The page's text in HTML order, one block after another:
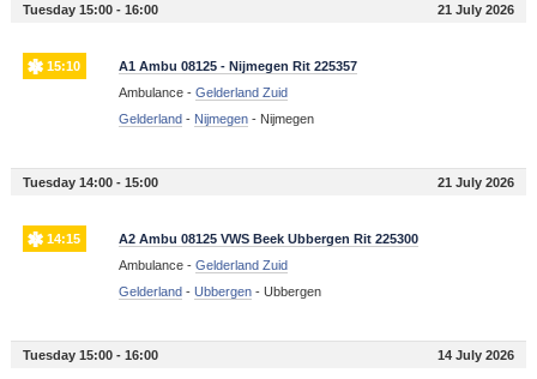
Tuesday 15:00 - 16:00 21 July 2026
15:10
A1 Ambu 08125 - Nijmegen Rit 225357
Ambulance - Gelderland Zuid
Gelderland- Nijmegen- Nijmegen
Tuesday 14:00 - 15:00 21 July 2026
14:15
A2 Ambu 08125 VWS Beek Ubbergen Rit 225300
Ambulance - Gelderland Zuid
Gelderland- Ubbergen- Ubbergen
Tuesday 15:00 - 16:00 14 July 2026